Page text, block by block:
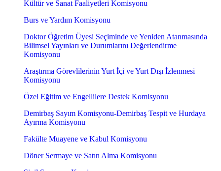
Kültür ve Sanat Faaliyetleri Komisyonu
Burs ve Yardım Komisyonu
Doktor Öğretim Üyesi Seçiminde ve Yeniden Atanmasında
Bilimsel Yayınları ve Durumlarını Değerlendirme
Komisyonu
Araştırma Görevlilerinin Yurt İçi ve Yurt Dışı İzlenmesi
Komisyonu
Özel Eğitim ve Engellilere Destek Komisyonu
Demirbaş Sayım Komisyonu-Demirbaş Tespit ve Hurdaya
Ayırma Komisyonu
Fakülte Muayene ve Kabul Komisyonu
Döner Sermaye ve Satın Alma Komisyonu